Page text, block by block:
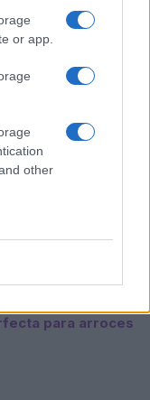
or app.
other
y deliciosas
para arroces